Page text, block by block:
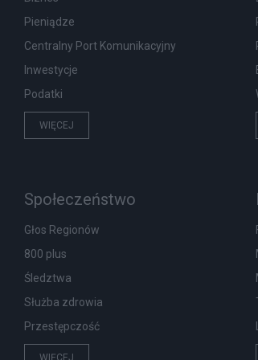
Pieniądze
Centralny Port Komunikacyjny
Inwestycje
Podatki
WIĘCEJ
Społeczeństwo
Głos Regionów
800 plus
Śledztwa
Służba zdrowia
Przestępczość